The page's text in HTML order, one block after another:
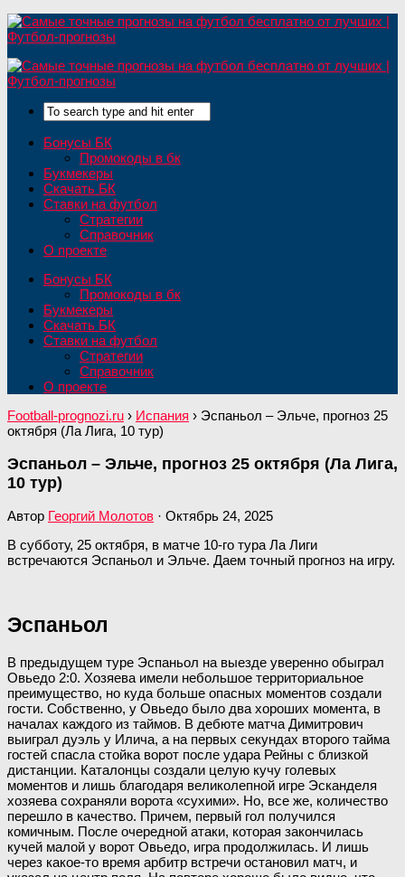
Бонусы БК
Промокоды в бк
Букмекеры
Скачать БК
Ставки на футбол
Стратегии
Справочник
О проекте
Бонусы БК
Промокоды в бк
Букмекеры
Скачать БК
Ставки на футбол
Стратегии
Справочник
О проекте
Football-prognozi.ru › Испания › Эспаньол – Эльче, прогноз 25
октября (Ла Лига, 10 тур)
Эспаньол – Эльче, прогноз 25 октября (Ла Лига,
10 тур)
Автор Георгий Молотов · Октябрь 24, 2025
В субботу, 25 октября, в матче 10-го тура Ла Лиги
встречаются Эспаньол и Эльче. Даем точный прогноз на игру.
Эспаньол
В предыдущем туре Эспаньол на выезде уверенно обыграл
Овьедо 2:0. Хозяева имели небольшое территориальное
преимущество, но куда больше опасных моментов создали
гости. Собственно, у Овьедо было два хороших момента, в
началах каждого из таймов. В дебюте матча Димитрович
выиграл дуэль у Илича, а на первых секундах второго тайма
гостей спасла стойка ворот после удара Рейны с близкой
дистанции. Каталонцы создали целую кучу голевых
моментов и лишь благодаря великолепной игре Эсканделя
хозяева сохраняли ворота «сухими». Но, все же, количество
перешло в качество. Причем, первый гол получился
комичным. После очередной атаки, которая закончилась
кучей малой у ворот Овьедо, игра продолжилась. И лишь
через какое-то время арбитр встречи остановил матч, и